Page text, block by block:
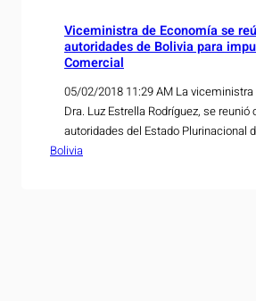
Viceministra de Economía se
autoridades de Bolivia para
Comercial
05/02/2018 11:29 AM La
Dra. Luz Estrella Rodríguez, se reunió
autoridades del Estado Plurinacional
propósito de promover la conclusión
Bolivia